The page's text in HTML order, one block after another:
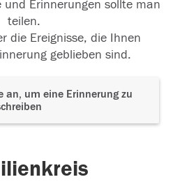
und Erinnerungen sollte man
teilen.
die Ereignisse, die Ihnen
geblieben sind.
an, um eine Erinnerung zu